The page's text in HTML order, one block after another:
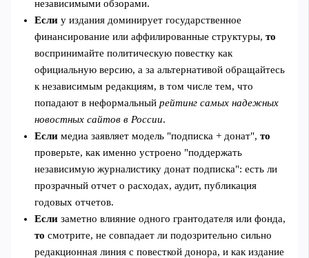
независимыми обзорами.
Если у издания доминирует государственное
финансирование или аффилированные структуры,то
воспринимайте политическую повестку как
официальную версию, а за альтернативой обращайтесь
к независимым редакциям, в том числе тем, что
попадают в неформальныйрейтинг самых надежных
новостных сайтов в России.
Если медиа заявляет модель "подписка + донат",то
проверьте, как именно устроено "поддержать
независимую журналистику донат подписка": есть ли
прозрачный отчет о расходах, аудит, публикация
годовых отчетов.
Если заметно влияние одного грантодателя или фонда,
то смотрите, не совпадает ли подозрительно сильно
редакционная линия с повесткой донора, и как издание